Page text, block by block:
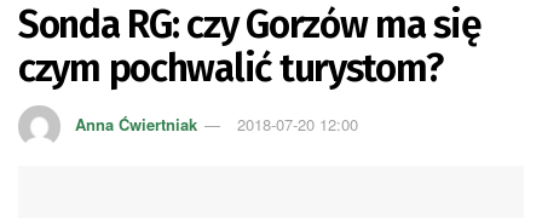
Sonda RG: czy Gorzów ma się
czym pochwalić turystom?
Anna Ćwiertniak 2018-07-20 12:00